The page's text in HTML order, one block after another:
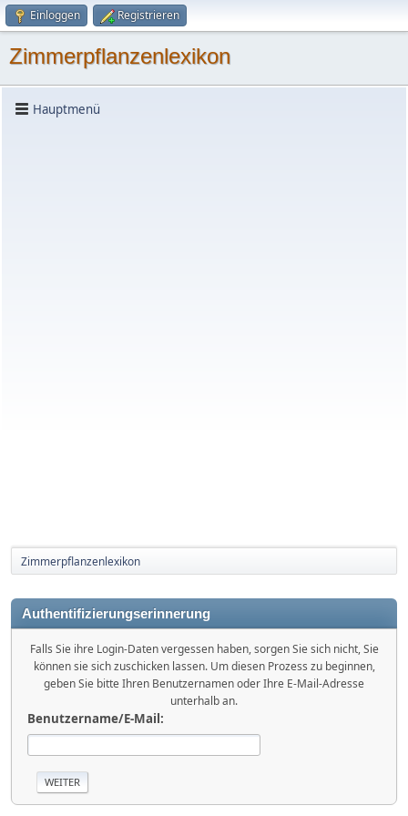
Einloggen Registrieren
Zimmerpflanzenlexikon
Hauptmenü
Zimmerpflanzenlexikon
Authentifizierungserinnerung
Falls Sie ihre Login-Daten vergessen haben, sorgen Sie sich nicht, Sie
können sie sich zuschicken lassen. Um diesen Prozess zu beginnen,
geben Sie bitte Ihren Benutzernamen oder Ihre E-Mail-Adresse
unterhalb an.
Benutzername/E-Mail: